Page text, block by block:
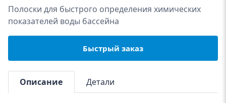
Полоски для быстрого определения химических
показателей воды бассейна
Быстрый заказ
Описание Детали